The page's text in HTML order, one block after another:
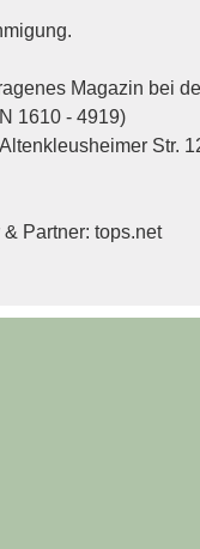
Magazin bei
1610 - 4919)
Str.
Partner: tops.net